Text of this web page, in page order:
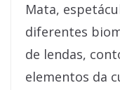
Mata,
diferentes
de lendas,
elementos da